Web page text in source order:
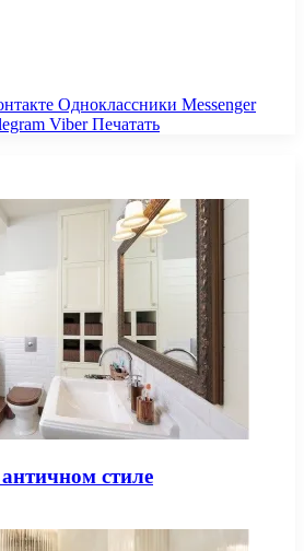
Одноклассники Messenger
Viber Печатать
стиле